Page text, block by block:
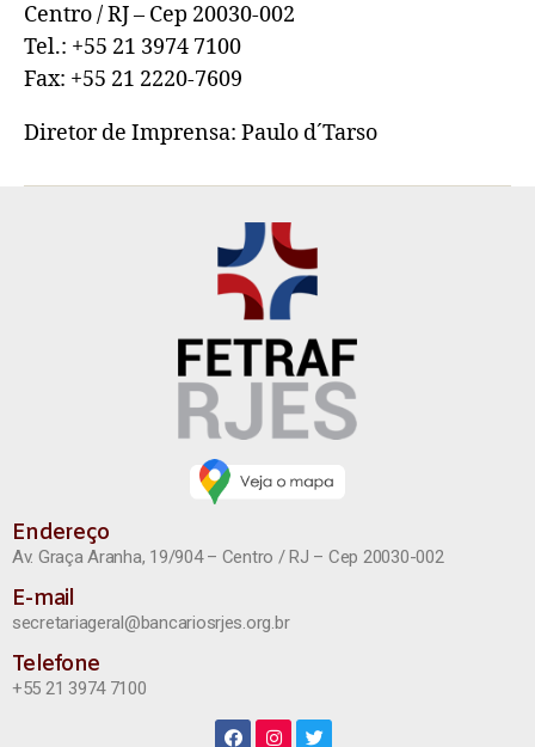
Centro / RJ – Cep 20030-002
Tel.: +55 21 3974 7100
Fax: +55 21 2220-7609
Diretor de Imprensa: Paulo d´Tarso
Endereço
Av. Graça Aranha, 19/904 – Centro / RJ – Cep 20030-002
E-mail
secretariageral@bancariosrjes.org.br
Telefone
+55 21 3974 7100